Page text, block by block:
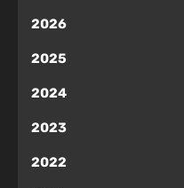
2026
2025
2024
2023
2022